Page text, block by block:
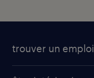
trouver un emploi